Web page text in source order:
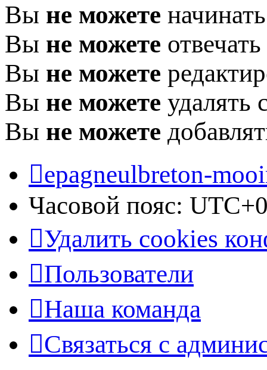
Вы не можете
Вы не можете
Вы не можете
Вы не можете удалять
Вы не можете
epagneulbreton-
Часовой пояс:
Удалить cookies
Пользователи
Наша команда
Связаться с